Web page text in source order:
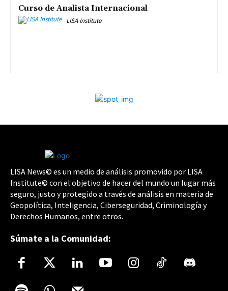
Curso de Analista Internacional
LISA Institute
LISA News© es un medio de análisis promovido por LISA
Institute© con el objetivo de hacer del mundo un lugar más
seguro, justo y protegido a través de análisis en materia de
Geopolítica, Inteligencia, Ciberseguridad, Criminología y
Derechos Humanos, entre otros.
Súmate a la Comunidad: